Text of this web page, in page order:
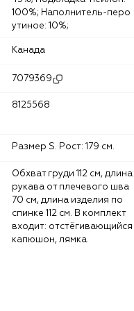
100%; Наполнитель-перо
утиное: 10%;
Канада
7079369
8125568
Размер S. Рост: 179 см.
Обхват груди 112 см, длина
рукава от плечевого шва
70 см, длина изделия по
спинке 112 см. В комплект
входит: отстёгивающийся
капюшон, лямка.